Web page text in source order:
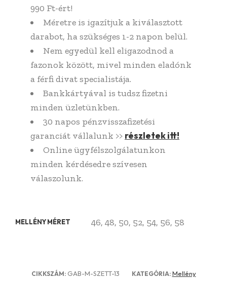
990 Ft-ért!
Méretre is igazítjuk a kiválasztott
darabot, ha szükséges 1-2 napon belül.
Nem egyedül kell eligazodnod a
fazonok között, mivel minden eladónk
a férfi divat specialistája.
Bankkártyával is tudsz fizetni
minden üzletünkben.
30 napos pénzvisszafizetési
garanciát vállalunk >> részletek itt!
Online ügyfélszolgálatunkon
minden kérdésedre szívesen
válaszolunk.
MELLÉNY MÉRET 46, 48, 50, 52, 54, 56, 58
CIKKSZÁM: GAB-M-SZETT-13 KATEGÓRIA: Mellény